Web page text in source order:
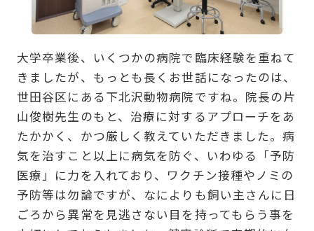
大学卒業後、いくつかの病院で臨床経験を重ねて
きましたが、もっとも長くお世話になったのは、
世田谷区にある下北沢動物病院ですね。院長の片
山俊樹先生のもと、治療に対するアプローチをあ
たかかく、かつ厳しく教えていただきました。病
気を治すこと以上に病気を防ぐ、いわゆる「予防
医療」に力を入れており、ワクチン接種やノミの
予防等は勿論ですが、なによりも飼い主さんに日
ごろから異常を見逃さない目を持ってもらう事を